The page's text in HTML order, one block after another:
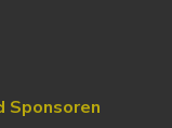
Sponsoren